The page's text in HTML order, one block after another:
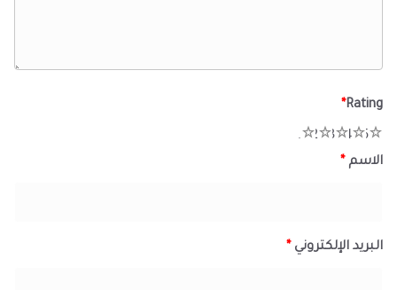
Rating
*
5
4
3
2
الاسم *
البريد الإلكتروني *